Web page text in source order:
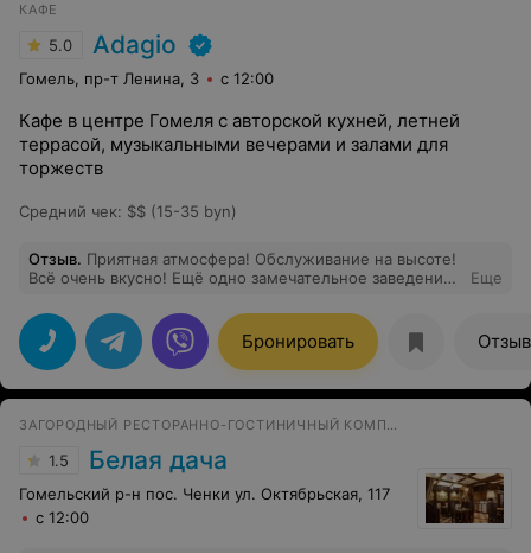
КАФЕ
5.0 Adagio
Гомель, пр-т Ленина, 3 с 12:00
Кафе в центре Гомеля с авторской кухней, летней
террасой, музыкальными вечерами и залами для
торжеств
Средний чек: $$ (15-35 byn)
Отзыв. Приятная атмосфера! Обслуживание на высоте!
Всё очень вкусно! Ещё одно замечательное заведение
Еще
Бронировать
ЗАГОРОДНЫЙ РЕСТОРАННО-ГОСТИНИЧНЫЙ КОМПЛЕКС
1.5 Белая дача
Гомельский р-н пос. Ченки ул. Октябрьская, 117
с 12:00